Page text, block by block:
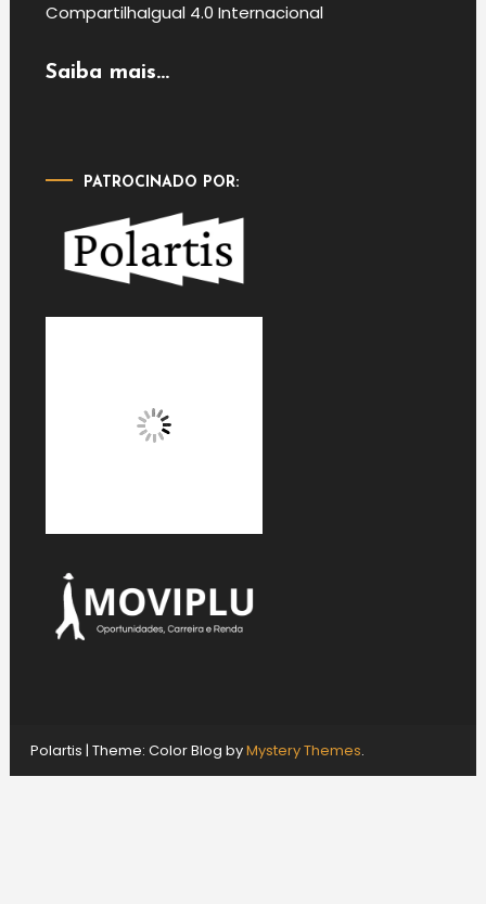
CompartilhaIgual 4.0 Internacional
Saiba mais...
PATROCINADO POR:
Polartis | Theme: Color Blog byMystery Themes.